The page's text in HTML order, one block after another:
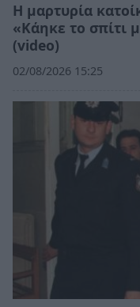
Η μαρτυρία
«Κάηκε το σπίτι
(video)
02/08/2026 15:25